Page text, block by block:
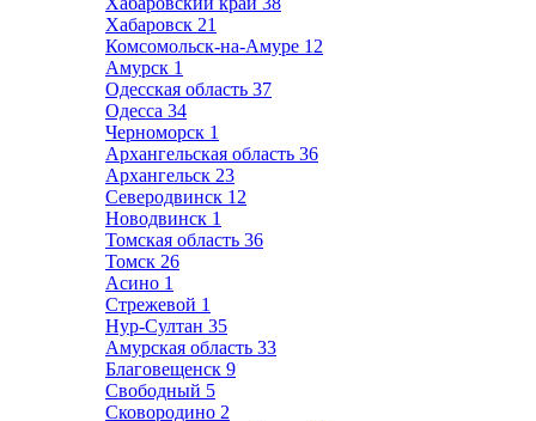
Хабаровск 21
Комсомольск-на-Амуре 12
Амурск 1
Одесская область 37
Одесса 34
Черноморск 1
Архангельская область 36
Архангельск 23
Северодвинск 12
Новодвинск 1
Томская область 36
Томск 26
Асино 1
Стрежевой 1
Нур-Султан 35
Амурская область 33
Благовещенск 9
Свободный 5
Сковородино 2